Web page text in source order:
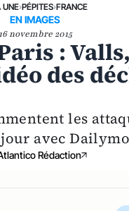
UNE›PÉPITES›FRANCE
EN IMAGES
16 novembre 2015
:
des
les
avec
Rédaction